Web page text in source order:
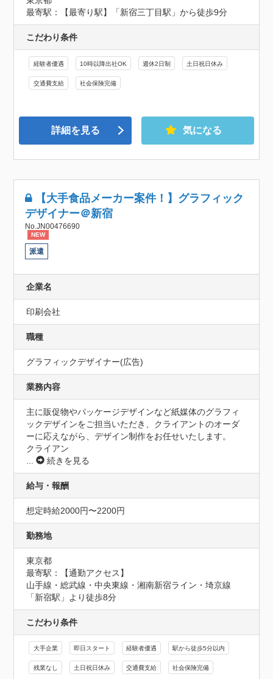
最寄駅：【最寄り駅】「新宿三丁目駅」から徒歩9分
こだわり条件
経験者優遇 10時以降出社OK 週休2日制 土日祝日休み
交通費支給 社会保険完備
詳細を見る 気になる
【大手食品メーカー案件！】グラフィック
デザイナー＠新宿
No.JN00476690
NEW
派遣
企業名
印刷会社
職種
グラフィックデザイナー(広告)
業務内容
主に販促物やパッケージデザインなど紙媒体のグラフィ
ックデザインをご担当いただき、クライアントのオーダ
ーに応えながら、デザイン制作をお任せいたします。
クライアン
...
続きを見る
給与・報酬
想定時給2000円〜2200円
勤務地
東京都
最寄駅：【通勤アクセス】
山手線・総武線・中央東線・湘南新宿ライン・埼京線
「新宿駅」より徒歩8分
こだわり条件
大手企業 即日スタート 経験者優遇 駅から徒歩5分以内
残業なし 土日祝日休み 交通費支給 社会保険完備